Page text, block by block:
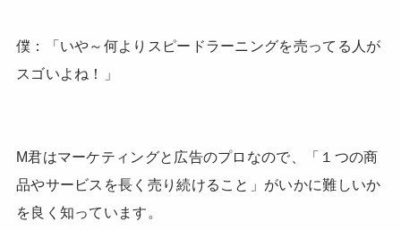
僕：「いや～何よりスピードラーニングを売ってる人が
スゴいよね！」
M君はマーケティングと広告のプロなので、「１つの商
品やサービスを長く売り続けること」がいかに難しいか
を良く知っています。